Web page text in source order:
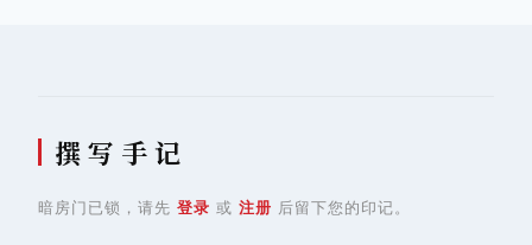
撰 写 手 记
暗房门已锁，请先 登录 或 注册 后留下您的印记。